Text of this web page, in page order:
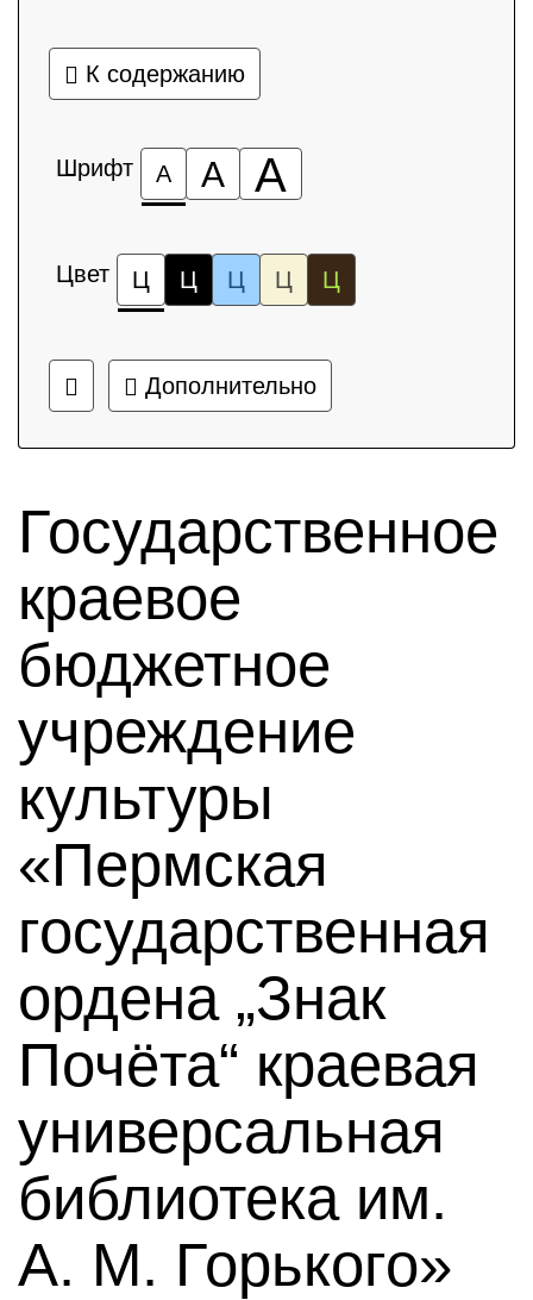
К содержанию
Шрифт А А А
Цвет Ц Ц Ц Ц Ц
Дополнительно
Государственное
краевое
бюджетное
учреждение
культуры
«Пермская
государственная
ордена „Знак
Почёта“ краевая
универсальная
библиотека им.
А. М. Горького»